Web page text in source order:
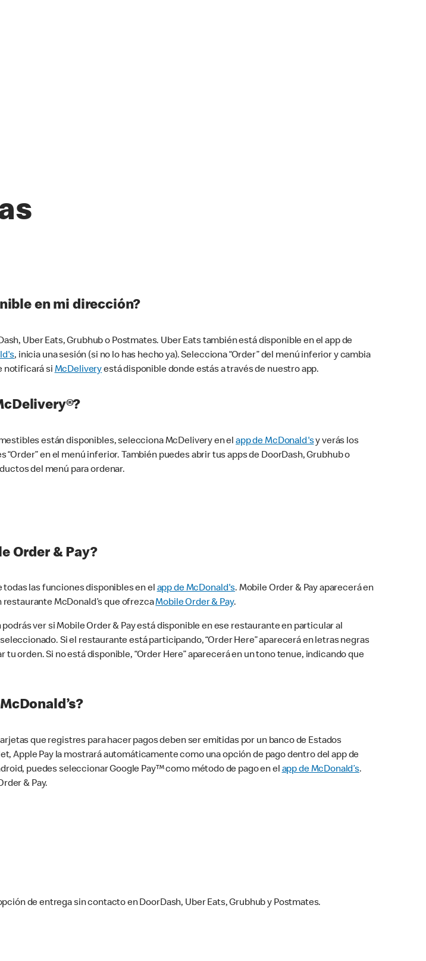
en mi dirección?
Uber Eats, Grubhub o Postmates. Uber Eats también está disponible en el app de
, inicia una sesión (si no lo has hecho ya). Selecciona “Order” del menú inferior y cambia
notificará si McDeliveryestá disponible donde estás a través de nuestro app.
están disponibles, selecciona McDelivery en elapp de McDonald'sy verás los
en el menú inferior. También puedes abrir tus apps de DoorDash, Grubhub o
del menú para ordenar.
Order & Pay?
todas las funciones disponibles en elapp de McDonald's. Mobile Order & Pay aparecerá en
restaurante McDonald’s que ofrezcaMobile Order & Pay.
ver si Mobile Order & Pay está disponible en ese restaurante en particular al
Si el restaurante está participando, “Order Here” aparecerá en letras negras
orden. Si no está disponible, “Order Here” aparecerá en un tono tenue, indicando que
que registres para hacer pagos deben ser emitidas por un banco de Estados
Apple Pay la mostrará automáticamente como una opción de pago dentro del app de
puedes seleccionar Google Pay™ como método de pago en elapp de McDonald’s.
& Pay.
de entrega sin contacto en DoorDash, Uber Eats, Grubhub y Postmates.